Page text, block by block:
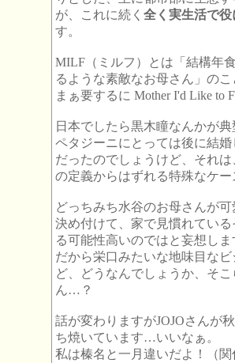
が、これに続く 全く実生活で
す。
MILF（ミルフ）とは「結構年
るような素敵なお母さん」の
まぁ要するに Mother I'd Like to
日本でしたら黒木瞳なんかが
ペタジーニにとっては後に結
だったのでしょうけど、それ
の定義からはずれる特殊なケ
どっちみち水谷のお母さんが
決め付けて、家で見慣れてい
る可能性高いのではと妄想し
だから栄口みたいな地味目な
ど、どうなんでしょうか、そ
ん…？
話が変わりますがJOJOさんが
ち焼いています…いいなぁ。
私は榛名と一月違いだよ！（